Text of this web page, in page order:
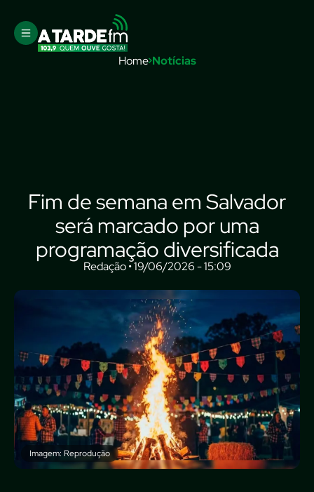
Home Notícias
Fim de semana em Salvador
será marcado por uma
programação diversificada
Redação • 19/06/2026 - 15:09
Imagem: Reprodução